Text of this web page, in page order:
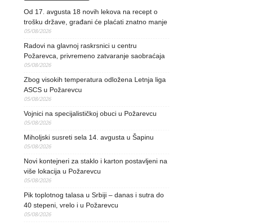
Od 17. avgusta 18 novih lekova na recept o
trošku države, građani će plaćati znatno manje
05/08/2026
Radovi na glavnoj raskrsnici u centru
Požarevca, privremeno zatvaranje saobraćaja
05/08/2026
Zbog visokih temperatura odložena Letnja liga
ASCS u Požarevcu
05/08/2026
Vojnici na specijalističkoj obuci u Požarevcu
05/08/2026
Miholjski susreti sela 14. avgusta u Šapinu
05/08/2026
Novi kontejneri za staklo i karton postavljeni na
više lokacija u Požarevcu
05/08/2026
Pik toplotnog talasa u Srbiji – danas i sutra do
40 stepeni, vrelo i u Požarevcu
05/08/2026